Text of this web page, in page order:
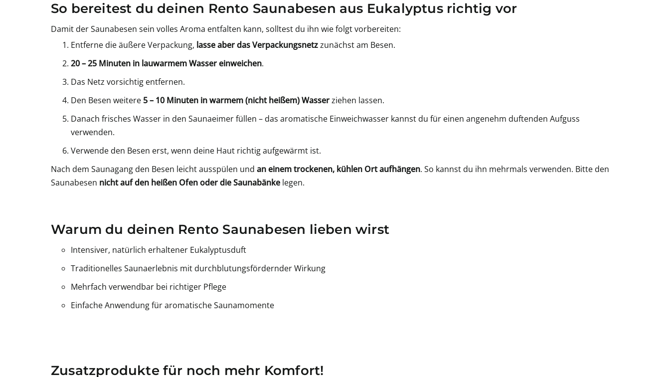
So bereitest du deinen Rento Saunabesen aus Eukalyptus richtig vor
Damit der Saunabesen sein volles Aroma entfalten kann, solltest du ihn wie folgt vorbereiten:
Entferne die äußere Verpackung, lasse aber das Verpackungsnetzzunächst am Besen.
20 – 25 Minuten in lauwarmem Wasser einweichen.
Das Netz vorsichtig entfernen.
Den Besen weitere 5 – 10 Minuten in warmem (nicht heißem) Wasserziehen lassen.
Danach frisches Wasser in den Saunaeimer füllen – das aromatische Einweichwasser kannst du für einen angenehm duftenden Aufguss
verwenden.
Verwende den Besen erst, wenn deine Haut richtig aufgewärmt ist.
Nach dem Saunagang den Besen leicht ausspülen und an einem trockenen, kühlen Ort aufhängen. So kannst du ihn mehrmals verwenden. Bitte den
Saunabesen nicht auf den heißen Ofen oder die Saunabänke legen.
Warum du deinen Rento Saunabesen lieben wirst
Intensiver, natürlich erhaltener Eukalyptusduft
Traditionelles Saunaerlebnis mit durchblutungsfördernder Wirkung
Mehrfach verwendbar bei richtiger Pflege
Einfache Anwendung für aromatische Saunamomente
Zusatzprodukte für noch mehr Komfort!